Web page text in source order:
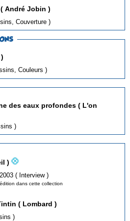
André Jobin )
( Dessins, Couverture )
/ Juin 2012 ( Dessins, Couleurs )
des eaux profondes ( L'on
( Dessins )
( Soleil )
/ Jan 2003 ( Interview )
dans cette collection
L' Aventure du journal Tintin ( Lombard )
( Dessins )